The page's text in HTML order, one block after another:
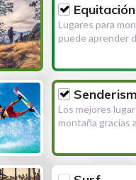
Equitación
Lugares para
puede aprender
Los mejores
montaña gracias